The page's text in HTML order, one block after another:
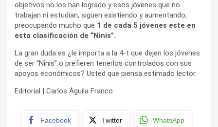
objetivos no los han logrado y esos jóvenes que no
trabajan ni estudian, siguen existiendo y aumentando,
preocupando mucho que 1 de cada 5 jóvenes este en
esta clasificación de “Ninis”.
La gran duda es ¿le importa a la 4-t que dejen los jóvenes
de ser “Ninis” o prefieren tenerlos controlados con sus
apoyos económicos? Usted que piensa estimado lector.
Editorial | Carlos Águila Franco
Facebook Twitter WhatsApp